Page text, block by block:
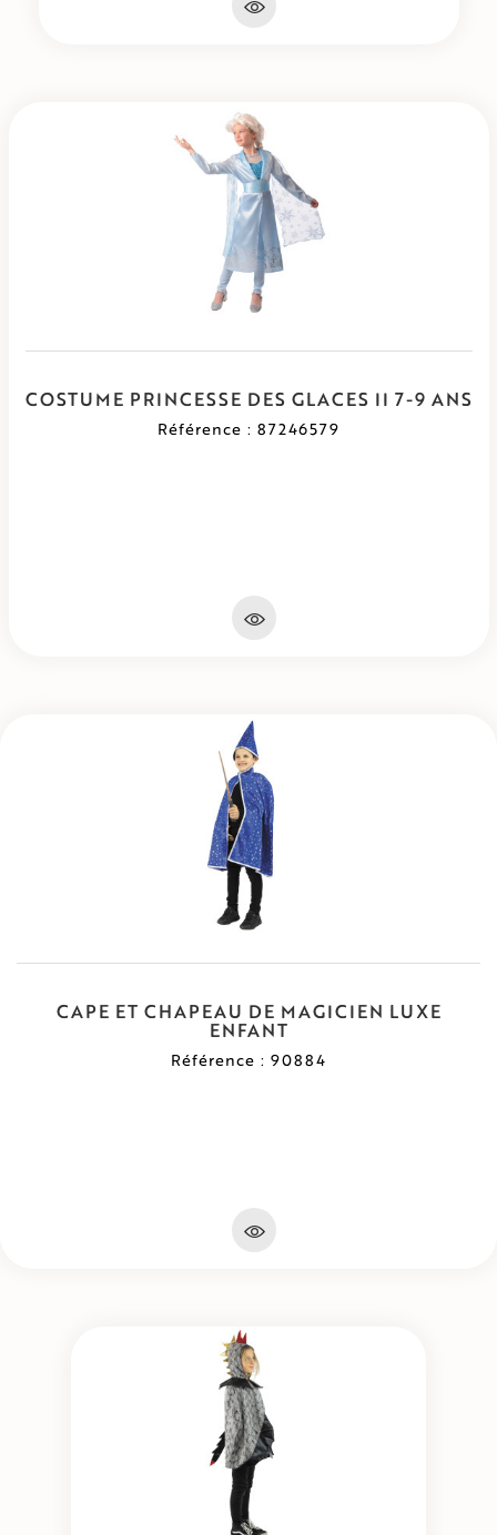
COSTUME PRINCESSE DES GLACES II 7-9 ANS
Référence : 87246579
CAPE ET CHAPEAU DE MAGICIEN LUXE
ENFANT
Référence : 90884